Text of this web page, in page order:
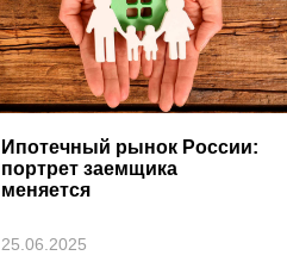
Ипотечный рынок России:
портрет заемщика
меняется
25.06.2025